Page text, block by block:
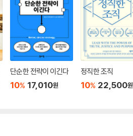
단순한 전략이 이긴다
10% 17,010원
정직한 조직
10% 22,500원